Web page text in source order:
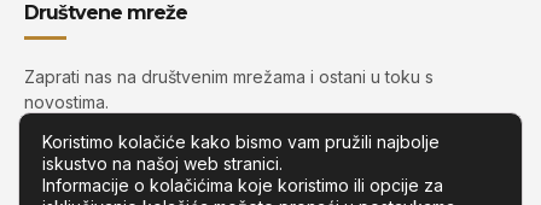
Društvene mreže
Zaprati nas na društvenim mrežama i ostani u toku s
novostima.
Koristimo kolačiće kako bismo vam pružili najbolje
iskustvo na našoj web stranici.
Informacije o kolačićima koje koristimo ili opcije za